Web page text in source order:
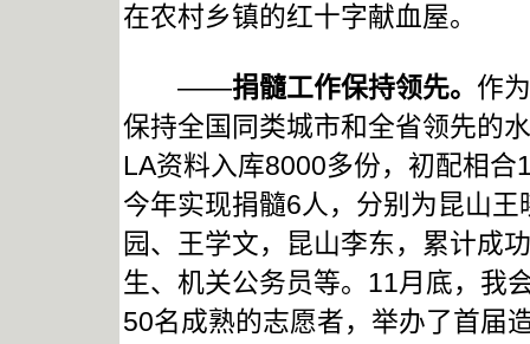
在农村乡镇的红十字献血屋。
——捐髓工作保持领先。 作
保持全国同类城市和全省领先的
LA资料入库8000多份，初配相
今年实现捐髓6人，分别为昆山
园、王学文，昆山李东，累计成
生、机关公务员等。11月底，我
50名成熟的志愿者，举办了首届